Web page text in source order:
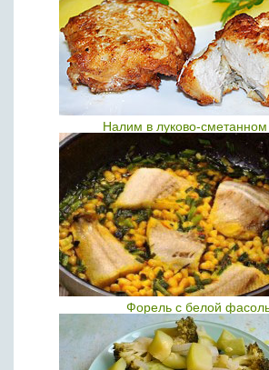
Налим в луково-сметанном
Форель с белой